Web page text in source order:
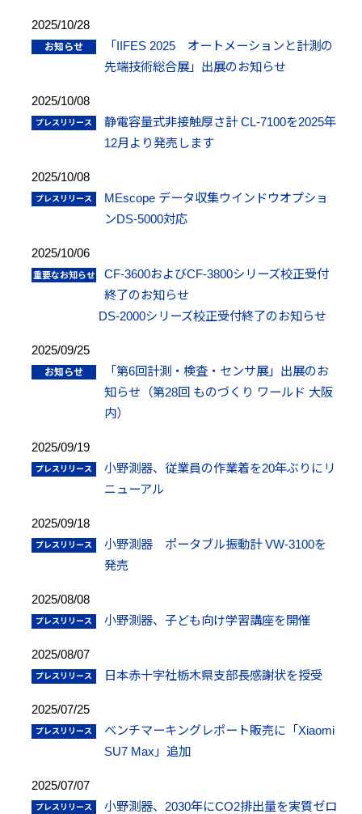
2025/10/28
「IIFES 2025 オートメーションと計測の
先端技術総合展」出展のお知らせ
2025/10/08
静電容量式非接触厚さ計 CL-7100を2025年
12月より発売します
2025/10/08
MEscope データ収集ウインドウオプショ
ンDS-5000対応
2025/10/06
CF-3600およびCF-3800シリーズ校正受付
終了のお知らせ
DS-2000シリーズ校正受付終了のお知らせ
2025/09/25
「第6回計測・検査・センサ展」出展のお
知らせ（第28回 ものづくり ワールド 大阪
内）
2025/09/19
小野測器、従業員の作業着を20年ぶりにリ
ニューアル
2025/09/18
小野測器 ポータブル振動計 VW-3100を
発売
2025/08/08
小野測器、子ども向け学習講座を開催
2025/08/07
日本赤十字社栃木県支部長感謝状を授受
2025/07/25
ベンチマーキングレポート販売に「Xiaomi
SU7 Max」追加
2025/07/07
小野測器、2030年にCO2排出量を実質ゼロ